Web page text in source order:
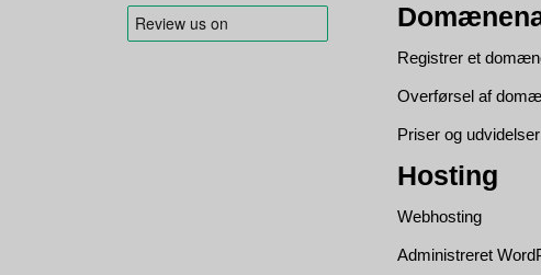
Registrer et
Overførsel af
Priser og udvidelser
Hosting
Webhosting
Administreret